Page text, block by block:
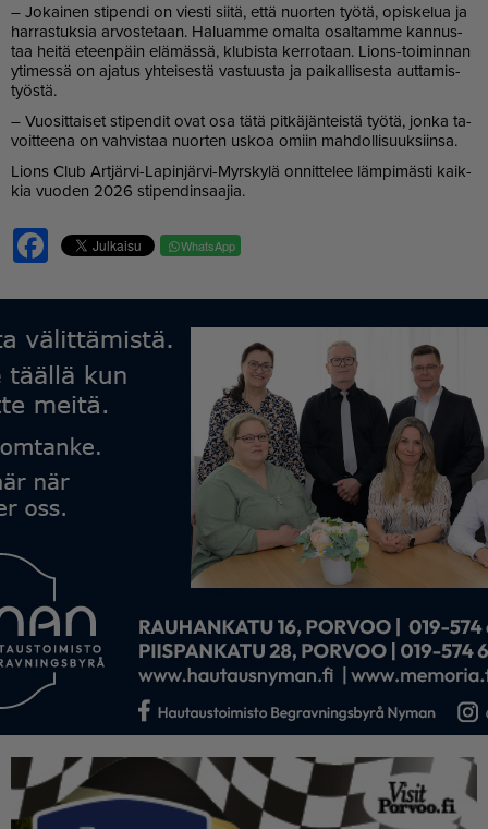
– Jo­kai­nen sti­pen­di on vies­ti sii­tä, et­tä nuor­ten työ­tä, opis­ke­lua ja
har­ras­tuk­sia ar­vos­te­taan. Ha­lu­am­me omal­ta osal­tam­me kan­nus­
taa hei­tä eteen­päin elä­mäs­sä, klu­bis­ta ker­ro­taan. Li­ons-toi­min­nan
yti­mes­sä on aja­tus yh­tei­ses­tä vas­tuus­ta ja pai­kal­li­ses­ta aut­ta­mis­
työs­tä.
– Vuo­sit­tai­set sti­pen­dit ovat osa tätä pit­kä­jän­teis­tä työ­tä, jon­ka ta­
voit­tee­na on vah­vis­taa nuor­ten us­koa omiin mah­dol­li­suuk­siin­sa.
Li­ons Club Art­jär­vi-La­pin­jär­vi-Myrs­ky­lä on­nit­te­lee läm­pi­mäs­ti kaik­
kia vuo­den 2026 sti­pen­din­saa­jia.
Facebook WhatsApp